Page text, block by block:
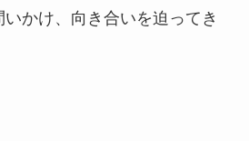
かけ、向き合いを迫ってき